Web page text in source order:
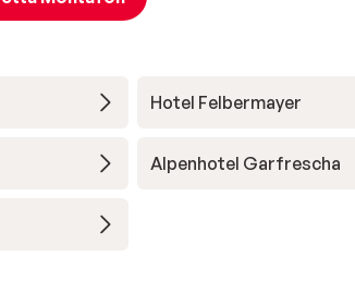
Hotel Felbermayer
Alpenhotel Garfrescha